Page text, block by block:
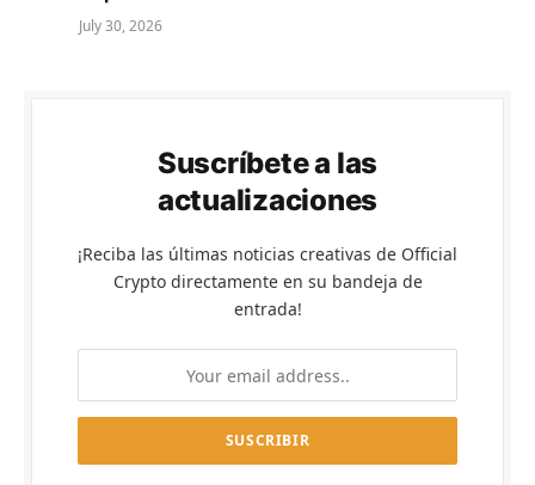
July 30, 2026
Suscríbete a las
actualizaciones
¡Reciba las últimas noticias creativas de Official
Crypto directamente en su bandeja de
entrada!